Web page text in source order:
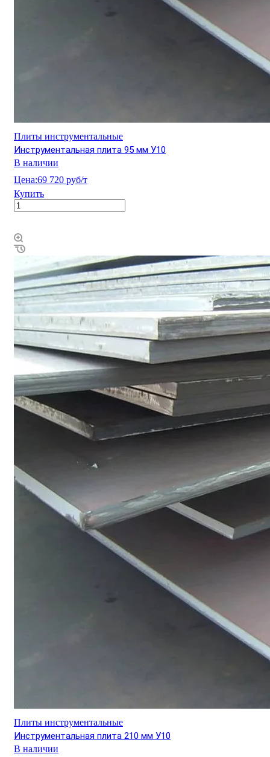
Плиты инструментальные
Инструментальная плита 95 мм У10
В наличии
Цена:69 720 руб/т
Купить
Плиты инструментальные
Инструментальная плита 210 мм У10
В наличии